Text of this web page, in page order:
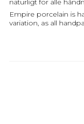
naturligt for alle
Empire porcelain is
variation, as all